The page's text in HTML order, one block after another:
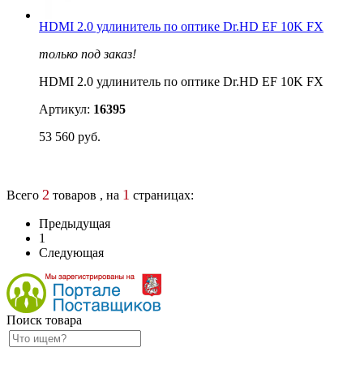
HDMI 2.0 удлинитель по оптике Dr.HD EF 10K FX
только под заказ!
HDMI 2.0 удлинитель по оптике Dr.HD EF 10K FX
Артикул: 16395
53 560 руб.
Всего 2 товаров , на 1 страницах:
Предыдущая
1
Следующая
Поиск товара